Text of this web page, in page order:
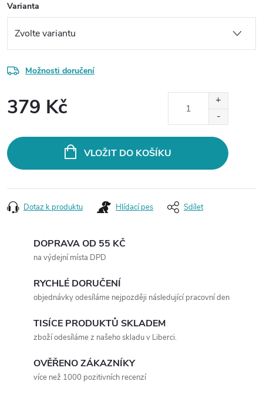
Varianta
Možnosti doručení
379 Kč
VLOŽIT DO KOŠÍKU
Dotaz k produktu Hlídací pes Sdílet
DOPRAVA OD 55 KČ
na výdejní místa DPD
RYCHLÉ DORUČENÍ
objednávky odesíláme nejpozději následující pracovní den
TISÍCE PRODUKTŮ SKLADEM
zboží odesíláme z našeho skladu v Liberci.
OVĚŘENO ZÁKAZNÍKY
více než 1000 pozitivních recenzí